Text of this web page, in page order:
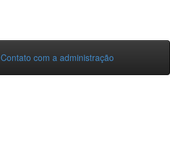
Contato com a administração